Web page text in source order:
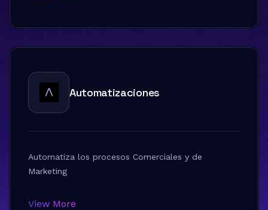
Automatizaciones
Automatiza los procesos Comerciales y de
Marketing
View More